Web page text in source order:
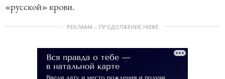
«русской» крови.
РЕКЛАМА – ПРОДОЛЖЕНИЕ НИЖЕ